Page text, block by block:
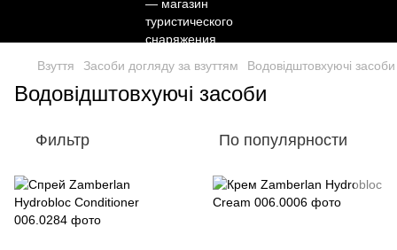
Взуття Засоби догляду за взуттям Водовідштовхуючі засоби
Водовідштовхуючі засоби
Фильтр По популярности